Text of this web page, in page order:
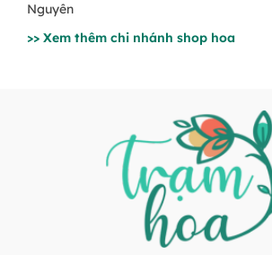
Xem thêm danh mục hoa khác:
Hoa chia buồn nghệ thuật
Hoa đám tang người lớn tuổi
Nguyên
>> Xem thêm chi nhánh shop hoa